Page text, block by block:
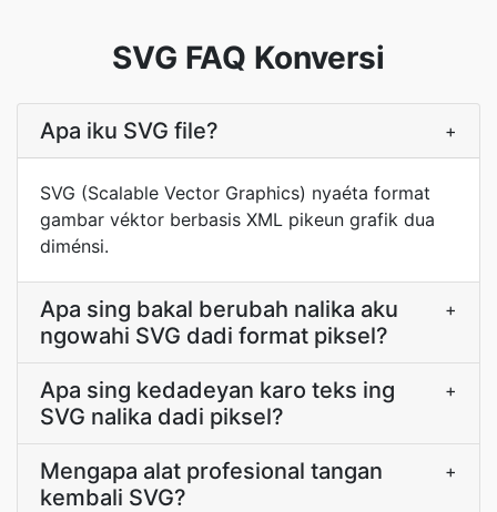
SVG FAQ Konversi
Apa iku SVG file? +
SVG (Scalable Vector Graphics) nyaéta format
gambar véktor berbasis XML pikeun grafik dua
diménsi.
Apa sing bakal berubah nalika aku
ngowahi SVG dadi format piksel?
+
Apa sing kedadeyan karo teks ing
SVG nalika dadi piksel?
+
Mengapa alat profesional tangan
kembali SVG?
+